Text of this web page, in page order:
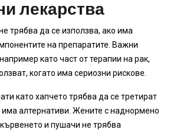
лекарства
трябва да се използва, ако има
на препаратите. Важни
като част от терапии на рак,
когато има сериозни рискове.
като хапчето трябва да се третират
има алтернативи. Жените с наднормено
и пушачи не трябва